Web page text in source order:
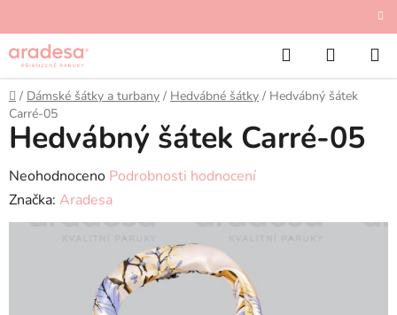
obsah
Hledat
KOŠÍK
Domů
/ Dámské šátky a turbany / Hedvábné šátky / Hedvábný šátek
Carré-05
Hedvábný šátek Carré-05
Průměrné
hodnocení
produktu
Neohodnoceno Podrobnosti hodnocení
Značka: Aradesa